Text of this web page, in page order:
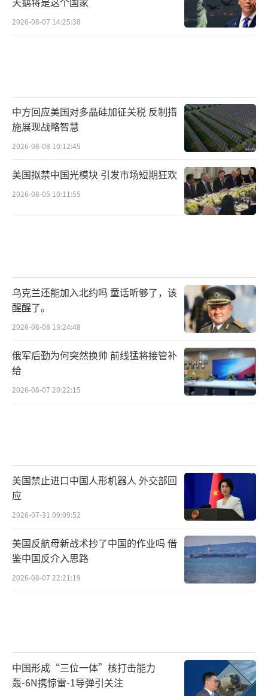
2026-08-07 14:25:38
中方回应美国对多晶硅加征关税 反制措
施展现战略智慧
2026-08-08 10:12:45
美国拟禁中国光模块 引发市场短期狂欢
2026-08-05 10:11:55
乌克兰还能加入北约吗 童话听够了，该
醒醒了。
2026-08-08 13:24:48
俄军后勤为何突然换帅 前线猛将接管补
给
2026-08-07 20:22:15
美国禁止进口中国人形机器人 外交部回
应
2026-07-31 09:09:52
美国反航母新战术抄了中国的作业吗 借
鉴中国反介入思路
2026-08-07 22:21:19
中国形成“三位一体”核打击能力
轰-6N携惊雷-1导弹引关注